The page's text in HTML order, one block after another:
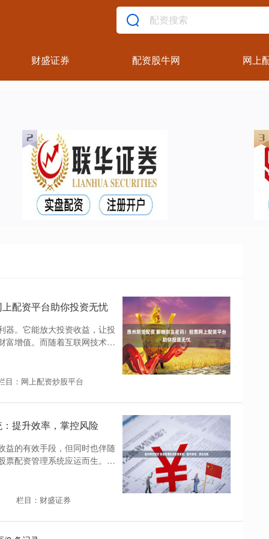
财盛证券 配资股牛网 网上
配资平台助你投资无忧
器。它能放大投资收益，让投
富增值。而随着互联网技术的
目：网上配资炒股平台
提升效率，掌控风险
益的有效手段，但同时也伴随
配资管理系统应运而生。
栏目：财盛证券